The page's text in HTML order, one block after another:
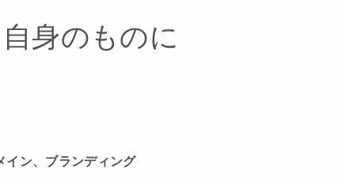
身のものに
イン、ブランディング